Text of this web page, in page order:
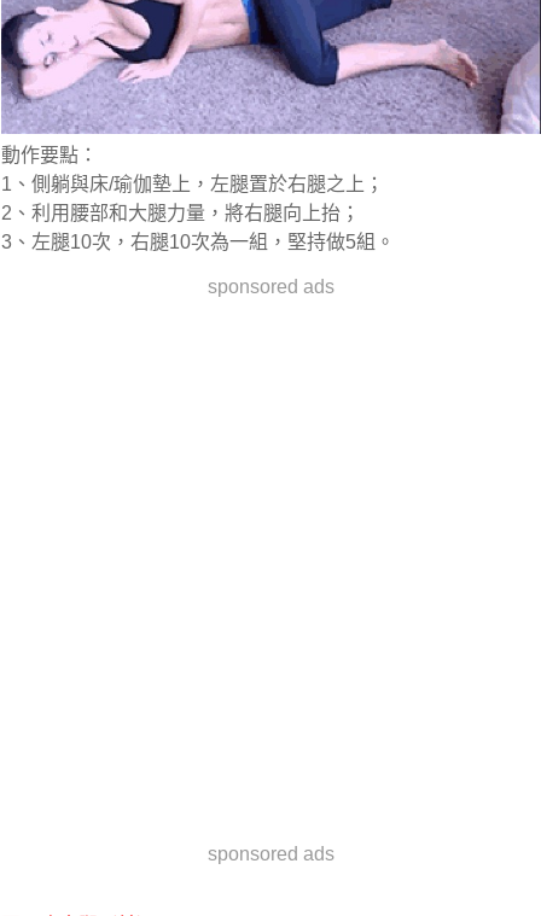
動作要點：
1、側躺與床/瑜伽墊上，左腿置於右腿之上；
2、利用腰部和大腿力量，將右腿向上抬；
3、左腿10次，右腿10次為一組，堅持做5組。
sponsored ads
sponsored ads